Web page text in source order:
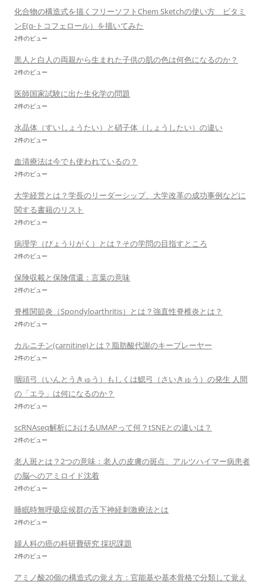
化合物の構造式を描くフリーソフトChem Sketchの使い方 ビタミ
ンE(α-トコフェロール）を描いてみた
2件のビュー
黒人と白人の両親から生まれた子供の肌の色は何色になるのか？
2件のビュー
医師国家試験に出た生化学の問題
2件のビュー
水晶体（すいしょうたい）と硝子体（しょうしたい）の違い
2件のビュー
血清療法は今でも使われているの？
2件のビュー
大学経営とは？学長のリーダーシップ、大学改革の成功事例などに
関する書籍のリスト
2件のビュー
病理学（びょうりがく）とは？その学問の目指すところ
2件のビュー
保険収載と保険償還：言葉の意味
2件のビュー
脊椎関節炎（Spondyloarthritis）とは？強直性脊椎炎とは？
2件のビュー
カルニチン(carnitine)とは？脂肪酸代謝のキープレーヤー
2件のビュー
咽頭弓（いんとうきゅう）もしくは鰓弓（さいきゅう）の発生 人間
の「エラ」は何になるのか？
2件のビュー
scRNAseq解析におけるUMAPって何？tSNEとの違いは？
2件のビュー
老人斑とは？2つの意味：老人の皮膚の斑点、アルツハイマー病患者
の脳へのアミロイド沈着
2件のビュー
睡眠時無呼吸症候群の舌下神経刺激療法とは
2件のビュー
婦人科の癌の科研費研究 採択課題
2件のビュー
アミノ酸20個の構造式の覚え方：官能基や基本骨格で分類して覚え